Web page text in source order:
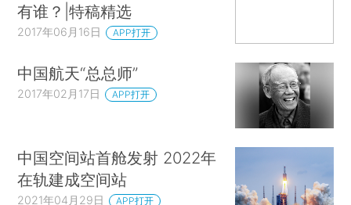
有谁？|特稿精选
2017年06月16日 APP打开
中国航天“总总师”
2017年02月17日 APP打开
中国空间站首舱发射 2022年
在轨建成空间站
2021年04月29日 APP打开